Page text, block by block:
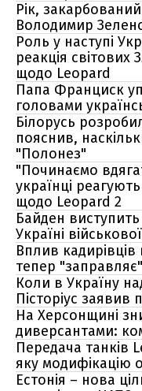
Рік,
Володимир
Роль у наступі
реакція світових
щодо Leopard
Папа Франциск
головами
Білорусь
пояснив,
"Полонез"
"Починаємо
українці
щодо Leopard 2
Байден
Україні
Вплив
тепер
Коли в Україну
Пісторіус заявив
На Херсонщині
диверсантами:
Передача танків
яку модифікацію
Естонія – нова